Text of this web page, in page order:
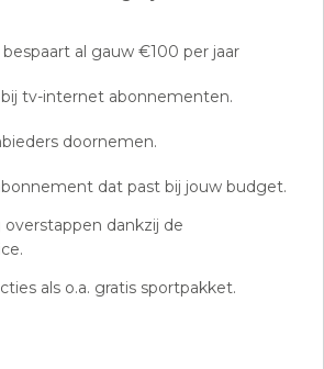
al gauw €100 per jaar
tv-internet abonnementen.
doornemen.
dat past bij jouw budget.
overstappen dankzij de
als o.a. gratis sportpakket.